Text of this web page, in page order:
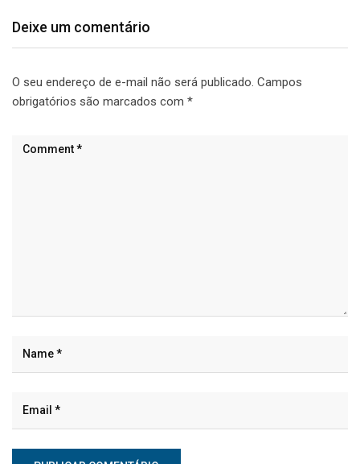
Deixe um comentário
O seu endereço de e-mail não será publicado. Campos
obrigatórios são marcados com *